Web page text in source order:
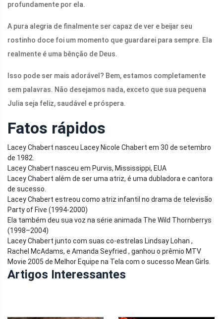
profundamente por ela.
A pura alegria de finalmente ser capaz de ver e beijar seu
rostinho doce foi um momento que guardarei para sempre. Ela
realmente é uma bênção de Deus.
Isso pode ser mais adorável? Bem, estamos completamente
sem palavras. Não desejamos nada, exceto que sua pequena
Julia seja feliz, saudável e próspera.
Fatos rápidos
Lacey Chabert nasceu Lacey Nicole Chabert em 30 de setembro
de 1982.
Lacey Chabert nasceu em Purvis, Mississippi, EUA
Lacey Chabert além de ser uma atriz, é uma dubladora e cantora
de sucesso.
Lacey Chabert estreou como atriz infantil no drama de televisão
Party of Five (1994-2000)
Ela também deu sua voz na série animada The Wild Thornberrys
(1998–2004)
Lacey Chabert junto com suas co-estrelas Lindsay Lohan ,
Rachel McAdams, e Amanda Seyfried , ganhou o prêmio MTV
Movie 2005 de Melhor Equipe na Tela com o sucesso Mean Girls.
Artigos Interessantes